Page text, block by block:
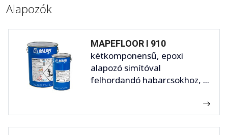
Alapozók
MAPEFLOOR I 910
kétkomponensű, epoxi
alapozó simítóval
felhordandó habarcsokhoz, ...